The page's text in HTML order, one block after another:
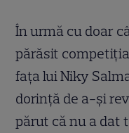
În urmă cu doar
părăsit
fața lui Niky
dorință de a-și
părut că nu a dat